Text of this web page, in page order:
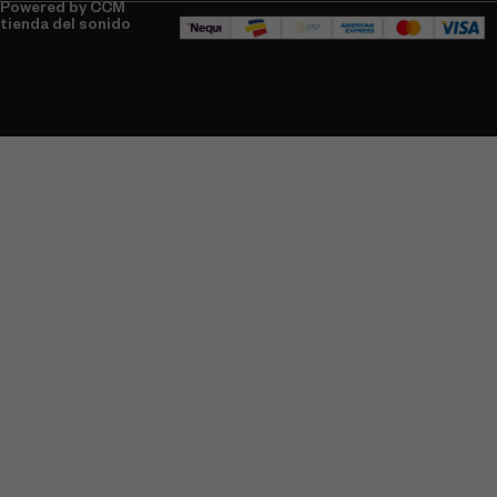
Powered by CCM
tienda del sonido